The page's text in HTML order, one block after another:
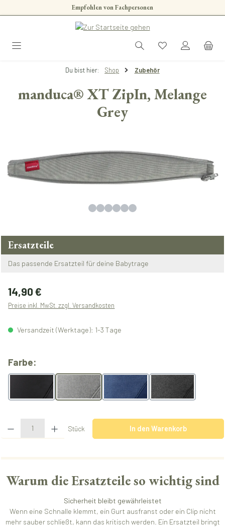
Zum Hauptinhalt springenEmpfohlen von Fachpersonen
Du bist hier: Shop Zubehör
manduca® XT ZipIn, Melange
Grey
Ersatzteile
Das passende Ersatzteil für deine Babytrage
Regulärer Preis:
14,90 €
Preise inkl. MwSt. zzgl. Versandkosten
Versandzeit (Werktage): 1-3 Tage
Farbe:
monochrome obsidian
melangegrey melangeblue melangeblack
Produkt Anzahl: Gib den gewünschten Wert ein oder benutze die
Stück In den Warenkorb
Warum die Ersatzteile so wichtig sind
Sicherheit bleibt gewährleistet
Wenn eine Schnalle klemmt, ein Gurt ausfranst oder ein Clip nicht
mehr sauber schließt, kann das kritisch werden. Ein Ersatzteil bringt